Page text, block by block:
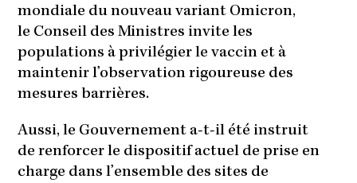
mondiale du nouveau variant Omicron,
le Conseil des Ministres invite les
populations à privilégier le vaccin et à
maintenir l’observation rigoureuse des
mesures barrières.
Aussi, le Gouvernement a-t-il été instruit
de renforcer le dispositif actuel de prise en
charge dans l’ensemble des sites de